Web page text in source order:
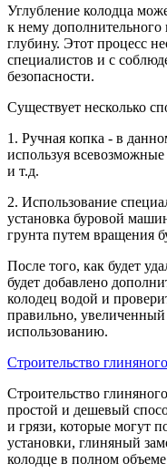
Углубление колодца
к нему дополнительного
глубину. Этот процесс
специалистов и с
безопасности.
Существует несколько
1. Ручная копка - в
используя
и т.д.
2. Использование
установка буровой
грунта путем вращения
После того, как будет
будет добавлено
колодец водой и
правильно, увеличенный
использованию.
Строительство
Строительство
простой и дешевый
и грязи, которые могут
установки, глиняный
колодце в полном